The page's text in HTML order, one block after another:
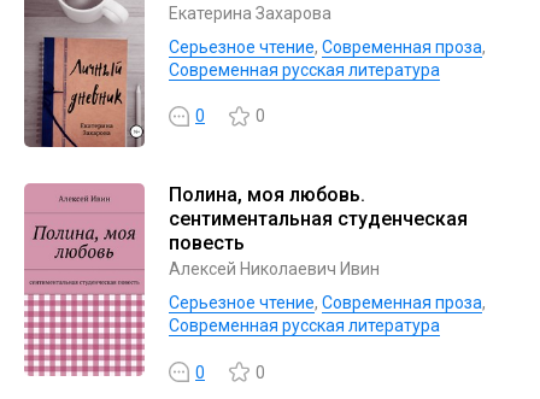
Екатерина Захарова
Серьезное чтение, Современная проза,
Современная русская литература
0 0
Полина, моя любовь.
сентиментальная студенческая
повесть
Алексей Николаевич Ивин
Серьезное чтение, Современная проза,
Современная русская литература
0 0